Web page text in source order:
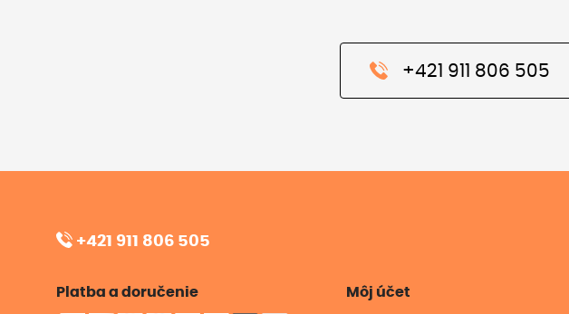
+421 911 806 505
+421 911 806 505
Platba a doručenie Môj účet